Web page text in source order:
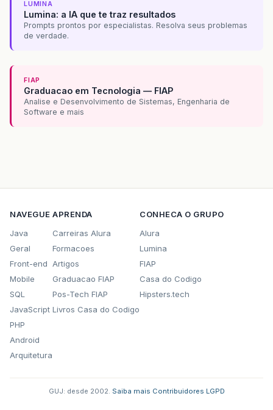
LUMINA
Lumina: a IA que te traz resultados
Prompts prontos por especialistas. Resolva seus problemas
de verdade.
FIAP
Graduacao em Tecnologia — FIAP
Analise e Desenvolvimento de Sistemas, Engenharia de
Software e mais
NAVEGUE
Java
Geral
Front-end
Mobile
SQL
JavaScript
PHP
Android
Arquitetura
APRENDA
Carreiras Alura
Formacoes
Artigos
Graduacao FIAP
Pos-Tech FIAP
Livros Casa do Codigo
CONHECA O GRUPO
Alura
Lumina
FIAP
Casa do Codigo
Hipsters.tech
GUJ: desde 2002. Saiba mais Contribuidores LGPD